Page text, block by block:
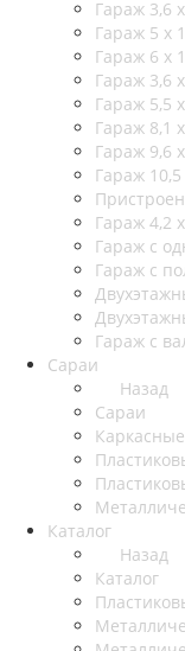
Гараж 3,6
Гараж 5 х
Гараж 6 х
Гараж 3,6
Гараж 5,5
Гараж 8,1
Гараж 9,6
Гараж
Гараж 4,2
Гараж с
Гараж с
Гараж с
Сараи
Назад
Сараи
Каталог
Назад
Каталог